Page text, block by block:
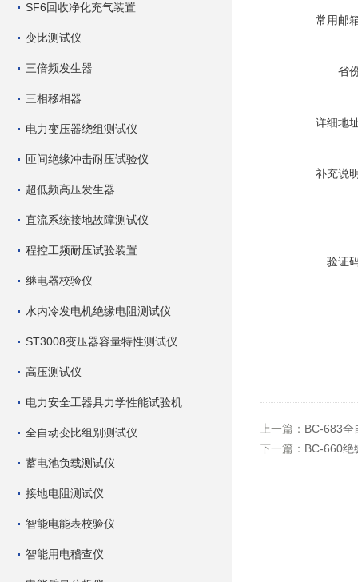
SF6回收净化充气装置
变比测试仪
三倍频发生器
三相移相器
电力变压器绕组测试仪
匝间绝缘冲击耐压试验仪
超低频高压发生器
直流系统接地故障测试仪
程控工频耐压试验装置
继电器校验仪
水内冷发电机绝缘电阻测试仪
ST3008变压器容量特性测试仪
高压测试仪
电力安全工器具力学性能试验机
全自动变比组别测试仪
蓄电池负载测试仪
接地电阻测试仪
智能电能表校验仪
智能用电稽查仪
常用邮
省
详细地
补充说
验证
上一篇： BC-683全
下一篇： BC-660绝